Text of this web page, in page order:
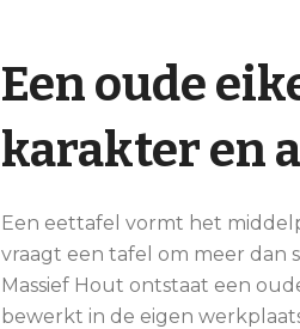
Een oude
karakter en
Een eettafel vormt het
vraagt een tafel om meer dan
Massief Hout ontstaat een
bewerkt in de eigen